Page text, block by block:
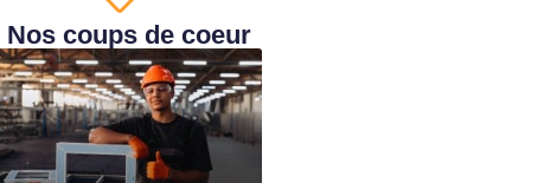
Nos coups de coeur